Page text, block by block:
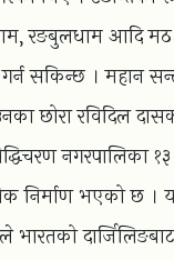
रङबुलधाम आदि
सकिन्छ । महान
छोरा रविदिल
नगरपालिका १३
निर्माण भएको छ ।
भारतको